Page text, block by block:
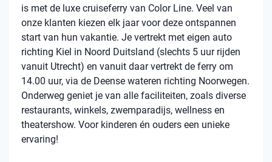
is met de luxe cruiseferry van Color Line. Veel van
onze klanten kiezen elk jaar voor deze ontspannen
start van hun vakantie. Je vertrekt met eigen auto
richting Kiel in Noord Duitsland (slechts 5 uur rijden
vanuit Utrecht) en vanuit daar vertrekt de ferry om
14.00 uur, via de Deense wateren richting Noorwegen.
Onderweg geniet je van alle faciliteiten, zoals diverse
restaurants, winkels, zwemparadijs, wellness en
theatershow. Voor kinderen én ouders een unieke
ervaring!